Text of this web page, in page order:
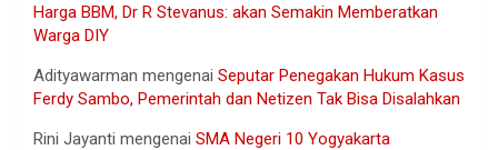
Harga BBM, Dr R Stevanus: akan Semakin Memberatkan
Warga DIY
Adityawarman mengenai Seputar Penegakan Hukum Kasus
Ferdy Sambo, Pemerintah dan Netizen Tak Bisa Disalahkan
Rini Jayanti mengenai SMA Negeri 10 Yogyakarta